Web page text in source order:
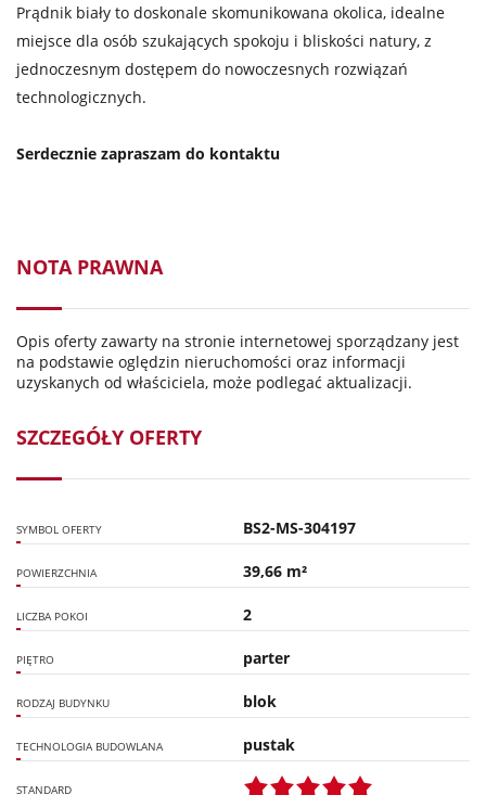
Prądnik biały to doskonale skomunikowana okolica, idealne
miejsce dla osób szukających spokoju i bliskości natury, z
jednoczesnym dostępem do nowoczesnych rozwiązań
technologicznych.
Serdecznie zapraszam do kontaktu
NOTA PRAWNA
Opis oferty zawarty na stronie internetowej sporządzany jest
na podstawie oględzin nieruchomości oraz informacji
uzyskanych od właściciela, może podlegać aktualizacji.
SZCZEGÓŁY OFERTY
SYMBOL OFERTY BS2-MS-304197
POWIERZCHNIA 39,66 m²
LICZBA POKOI 2
PIĘTRO parter
RODZAJ BUDYNKU blok
TECHNOLOGIA BUDOWLANA pustak
STANDARD